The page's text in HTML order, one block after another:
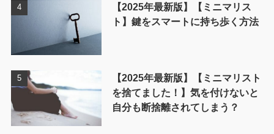
【2025年最新版】【ミニマリス
ト】鍵をスマートに持ち歩く方法
【2025年最新版】【ミニマリスト
を捨てました！】気を付けないと
自分も断捨離されてしまう？